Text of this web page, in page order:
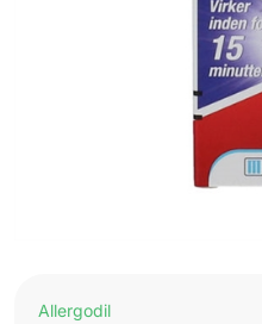
Allergodil